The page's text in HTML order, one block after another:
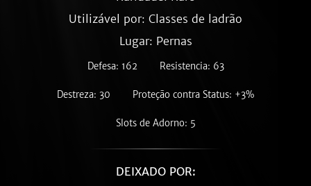
Utilizável por: Classes de ladrão
Lugar: Pernas
Defesa: 162 Resistencia: 63
Destreza: 30 Proteção contra Status: +3%
Slots de Adorno: 5
DEIXADO POR: